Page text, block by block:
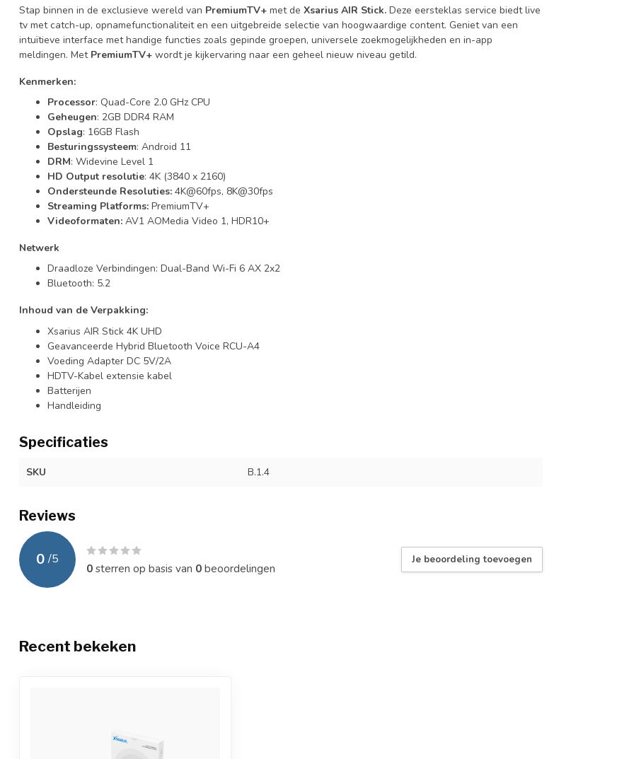
Stap binnen in de exclusieve wereld van PremiumTV+ met de Xsarius AIR Stick. Deze eersteklas service biedt live
tv met catch-up, opnamefunctionaliteit en een uitgebreide selectie van hoogwaardige content. Geniet van een
intuïtieve interface met handige functies zoals gepinde groepen, universele zoekmogelijkheden en in-app
meldingen. MetPremiumTV+ wordt je kijkervaring naar een geheel nieuw niveau getild.
Kenmerken:
Processor: Quad-Core 2.0 GHz CPU
Geheugen: 2GB DDR4 RAM
Opslag: 16GB Flash
Besturingssysteem: Android 11
DRM: Widevine Level 1
HD Output resolutie: 4K (3840 x 2160)
Ondersteunde Resoluties: 4K@60fps, 8K@30fps
Streaming Platforms: PremiumTV+
Videoformaten: AV1 AOMedia Video 1, HDR10+
Netwerk
Draadloze Verbindingen: Dual-Band Wi-Fi 6 AX 2x2
Bluetooth: 5.2
Inhoud van de Verpakking:
Xsarius AIR Stick 4K UHD
Geavanceerde Hybrid Bluetooth Voice RCU-A4
Voeding Adapter DC 5V/2A
HDTV-Kabel extensie kabel
Batterijen
Handleiding
Specificaties
SKU B.1.4
Reviews
0 /5
0sterren op basis van 0beoordelingen
Je beoordeling toevoegen
Recent bekeken